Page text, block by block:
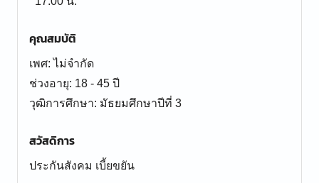
คุณสมบัติ
เพศ: ไม่จำกัด
ช่วงอายุ: 18 - 45 ปี
สวัสดิการ
ประกันสังคม เบี้ยขยัน